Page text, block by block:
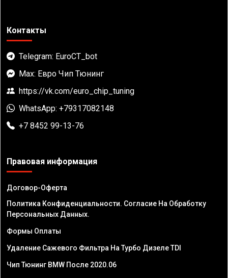
Контакты
Telegram: EuroCT_bot
Max: Евро Чип Тюнинг
https://vk.com/euro_chip_tuning
WhatsApp: +79317082148
+7 8452 99-13-76
Правовая информация
Договор-Оферта
Политика Конфиденциальности. Согласие На Обработку
Персональных Данных.
Формы Оплаты
Удаление Сажевого Фильтра На Турбо Дизеле TDI
Чип Тюнинг BMW После 2020.06